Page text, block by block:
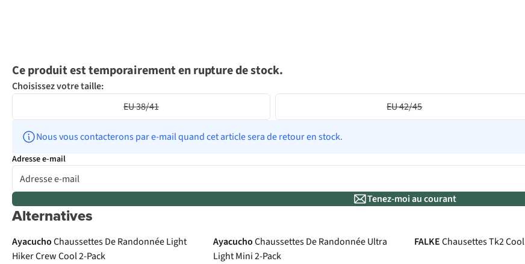
Ce produit est temporairement en rupture de stock.
Choisissez votre taille:
EU 38/41
EU 42/45
Nous vous contacterons par e-mail quand cet article sera de retour en stock.
Adresse e-mail
Tenez-moi au courant
Alternatives
Avis d'experts
AyacuchoChaussettes De Randonnée Light
Hiker Crew Cool 2-Pack
AyacuchoChaussettes De Randonnée Ultra
Light Mini 2-Pack
FALKEChausettes Tk2 Cool